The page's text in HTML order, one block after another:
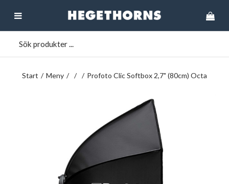
Start / Meny / / / Profoto Clic Softbox 2,7" (80cm) Octa